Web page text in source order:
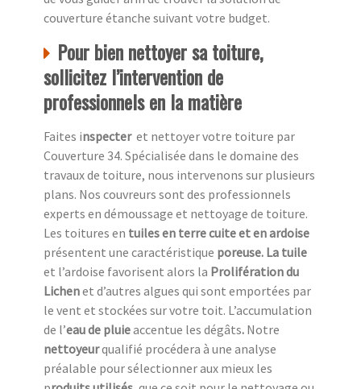
couverture étanche suivant votre budget.
Pour bien nettoyer sa toiture,
sollicitez l’intervention de
professionnels en la matière
Faites inspecter et nettoyer votre toiture par
Couverture 34. Spécialisée dans le domaine des
travaux de toiture, nous intervenons sur plusieurs
plans. Nos couvreurs sont des professionnels
experts en démoussage et nettoyage de toiture.
Les toitures en tuiles en terre cuite et en ardoise
présentent une caractéristique poreuse. La tuile
et l’ardoise favorisent alors la Prolifération du
Lichenet d’autres algues qui sont emportées par
le vent et stockées sur votre toit. L’accumulation
de l’eau de pluieaccentue les dégâts. Notre
nettoyeurqualifié procédera à une analyse
préalable pour sélectionner aux mieux les